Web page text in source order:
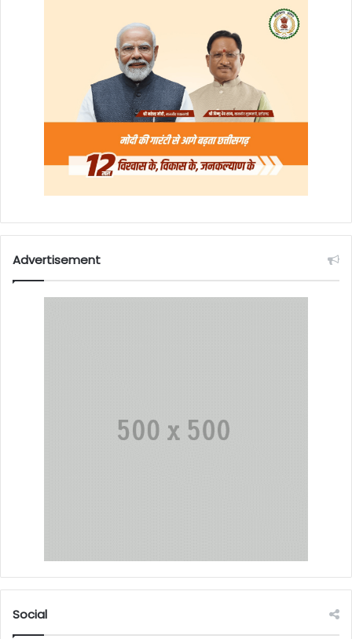
Advertisement
Social